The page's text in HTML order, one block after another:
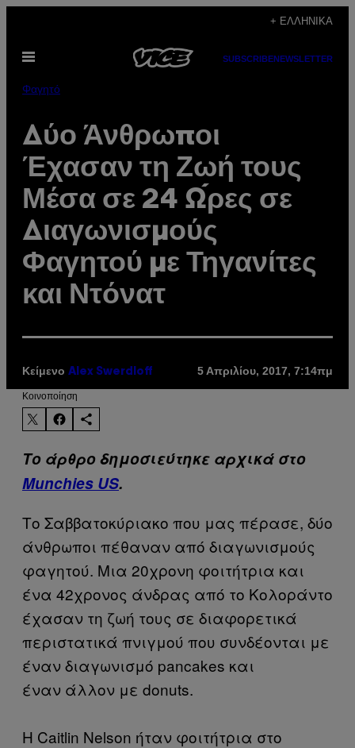
περιεχόμενο
+ ΕΛΛΗΝΙΚΆ
Ανοίξτε
SUBSCRIBENEWSLETTER
Φαγητό
Δύο Άνθρωποι
Έχασαν τη Ζωή τους
Μέσα σε 24 Ώρες σε
Διαγωνισμούς
Φαγητού με Τηγανίτες
και Ντόνατ
Κείμενο Alex Swerdloff 5 Απριλίου, 2017, 7:14πμ
Kοινοποίηση
Το άρθρο δημοσιεύτηκε αρχικά στο
Munchies US.
Το Σαββατοκύριακο που μας πέρασε, δύο
άνθρωποι πέθαναν από διαγωνισμούς
φαγητού. Μια 20χρονη φοιτήτρια και
ένα 42χρονος άνδρας από το Κολοράντο
έχασαν τη ζωή τους σε διαφορετικά
περιστατικά πνιγμού που συνδέονται με
έναν διαγωνισμό pancakes και
έναν άλλον με donuts.
Η Caitlin Nelson ήταν φοιτήτρια στο